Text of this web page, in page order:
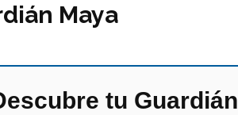
Maya
tu Guardián